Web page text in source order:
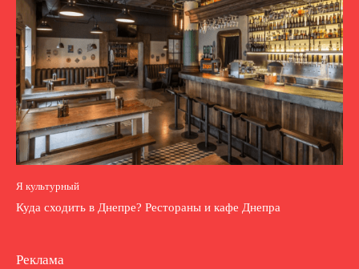
Я культурный
Куда сходить в Днепре? Рестораны и кафе Днепра
Реклама